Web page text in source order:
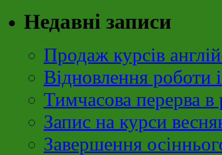
Недавні записи
Продаж курсів
Відновлення роботи
Тимчасова перерва в
Запис на курси
Завершення